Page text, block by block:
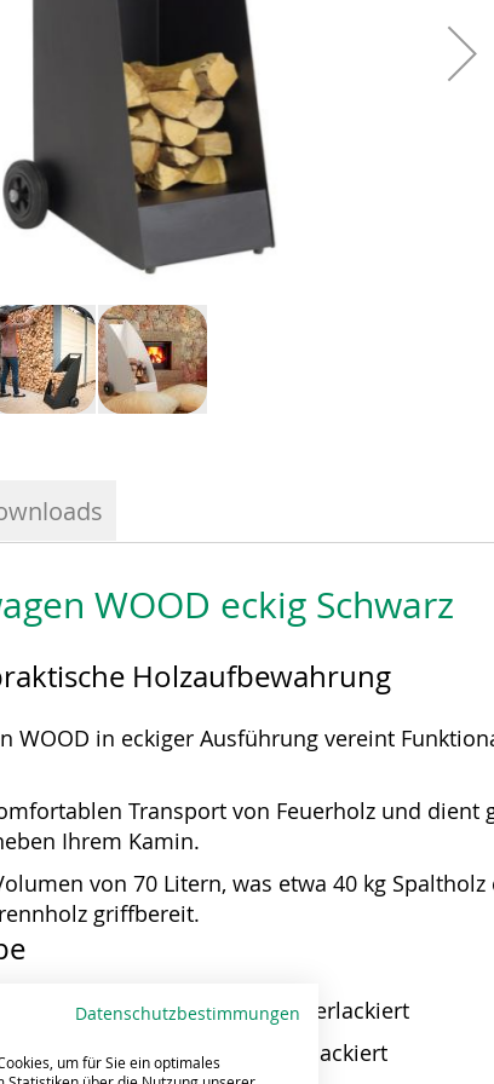
WOOD eckig Schwarz
Holzaufbewahrung
WOOD in eckiger Ausführung vereint
Transport von Feuerholz und dient
Ihrem Kamin.
von 70 Litern, was etwa 40 kg
griffbereit.
Stahlblech in Schwarz pulverlackiert
Sonderfarbe Schwarz pulverlackiert
Datenschutzbestimmungen
um für Sie ein optimales